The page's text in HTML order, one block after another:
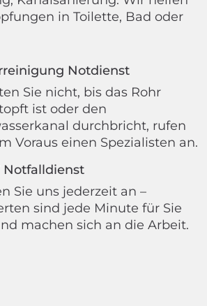
in Toilette, Bad oder
Notdienst
Sie nicht, bis das Rohr
ist oder den
durchbricht, rufen
Voraus einen Spezialisten an.
Notfalldienst
Sie uns jederzeit an –
sind jede Minute für Sie
machen sich an die Arbeit.